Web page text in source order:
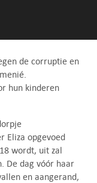
de corruptie en
hun kinderen
Eliza opgevoed
wordt, uit zal
De dag vóór haar
en aangerand,